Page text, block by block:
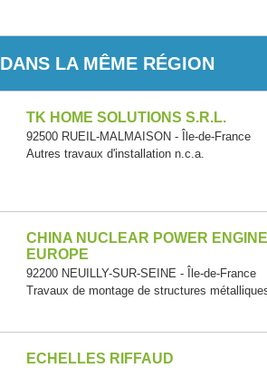
DANS LA MÊME RÉGION
TK HOME SOLUTIONS S.R.L.
92500 RUEIL-MALMAISON - Île-de-France
Autres travaux d'installation n.c.a.
CHINA NUCLEAR POWER
EUROPE
92200 NEUILLY-SUR-SEINE - Île-de-France
Travaux de montage de structures
ECHELLES RIFFAUD